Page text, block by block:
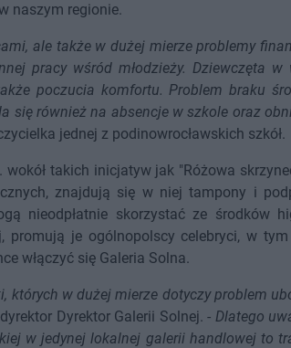
naszym regionie.
ale także w dużej mierze problemy
pracy wśród młodzieży. Dziewczęta w
poczucia komfortu. Problem braku
się również na absencje w szkole oraz
jednej z podinowrocławskich szkół.
takich inicjatyw jak "Różowa
znajdują się w niej tampony i
nieodpłatnie skorzystać ze środków
promują je ogólnopolscy celebryci, w
włączyć się Galeria Solna.
których w dużej mierze dotyczy problem
Dyrektor Galerii Solnej. - Dlatego
w jedynej lokalnej galerii handlowej to